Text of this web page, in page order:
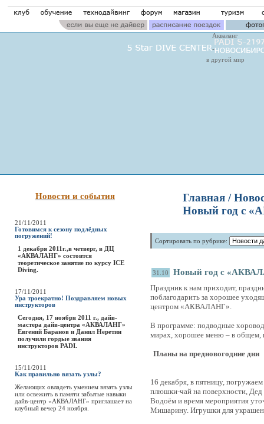
Акваланг
в другой мир
Новости и события
21/11/2011
Готовимся к сезону подлёдных
погружений!
1 декабря 2011г.,в четверг, в ДЦ
«АКВАЛАНГ» состоится
теоретическое занятие по курсу ICE
Diving.
17/11/2011
Ура троекратно! Поздравляем новых
инструкторов
Сегодня, 17 ноября 2011 г., дайв-
мастера дайв-центра «АКВАЛАНГ»
Евгений Баранов и Данил Неретин
получили гордые звания
инструкторов PADI.
15/11/2011
Как правильно вязать узлы?
Желающих овладеть умением вязать узлы
или освежить в памяти забытые навыки
дайв-центр «АКВАЛАНГ» приглашает на
клубный вечер 24 ноября.
Главная /
Новый год с
Сортировать по рубрике:
31.10 Новый год с
Праздник к нам приходит,
поблагодарить за хорошее
центром «АКВАЛАНГ».
В программе: подводные
мирах, хорошее меню – в общем,
Планы на предновогодние дни
16 декабря, в пятницу,
плюшки-чай на поверхности,
Водоём и время мероприятия
Мишарину. Игрушки для